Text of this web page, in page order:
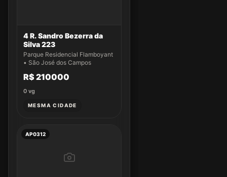
4 R. Sandro Bezerra da
Silva 223
Parque Residencial Flamboyant
• São José dos Campos
R$ 210000
0 vg
MESMA CIDADE
AP0312